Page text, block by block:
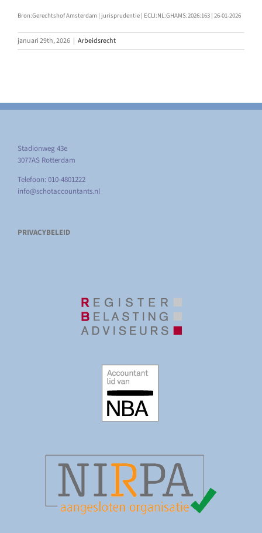
Bron:Gerechtshof Amsterdam | jurisprudentie | ECLI:NL:GHAMS:2026:163 | 26-01-2026
januari 29th, 2026 | Arbeidsrecht
Stadionweg 43e
3077AS Rotterdam
Telefoon: 010-4801222
info@schotaccountants.nl
PRIVACYBELEID